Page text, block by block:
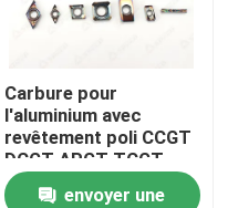
Carbure pour
l'aluminium avec
revêtement poli CCGT
DCGT APGT TCGT
RCGT
envoyer une